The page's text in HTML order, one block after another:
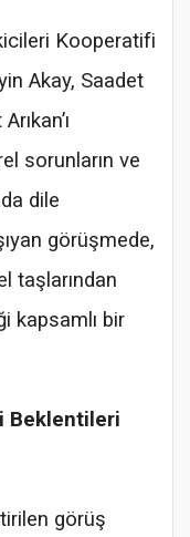
Kooperatifi
Akay, Saadet
sorunların ve
dile
görüşmede,
taşlarından
kapsamlı bir
Beklentileri
görüş